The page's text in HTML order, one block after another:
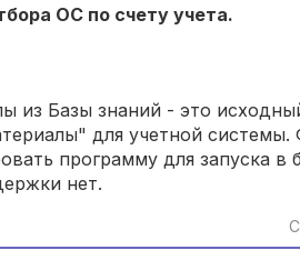
ОС по счету учета.
Базы знаний - это
для учетной
программу для запуска в
нет.